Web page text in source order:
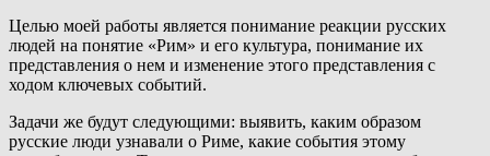
Целью моей работы является понимание реакции русских
людей на понятие «Рим» и его культура, понимание их
представления о нем и изменение этого представления с
ходом ключевых событий.
Задачи же будут следующими: выявить, каким образом
русские люди узнавали о Риме, какие события этому